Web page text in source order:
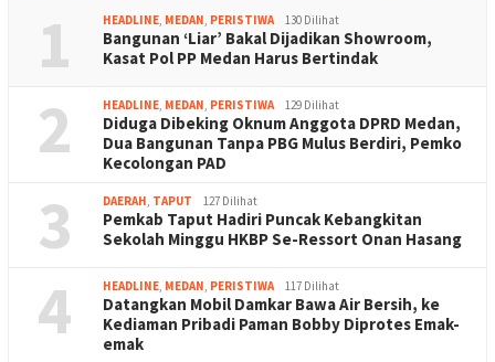
1 HEADLINE, MEDAN, PERISTIWA 130 Dilihat
Bangunan ‘Liar’ Bakal Dijadikan Showroom,
Kasat Pol PP Medan Harus Bertindak
2 HEADLINE, MEDAN, PERISTIWA 129 Dilihat
Diduga Dibeking Oknum Anggota DPRD Medan,
Dua Bangunan Tanpa PBG Mulus Berdiri, Pemko
Kecolongan PAD
3 DAERAH, TAPUT 127 Dilihat
Pemkab Taput Hadiri Puncak Kebangkitan
Sekolah Minggu HKBP Se-Ressort Onan Hasang
4 HEADLINE, MEDAN, PERISTIWA 117 Dilihat
Datangkan Mobil Damkar Bawa Air Bersih, ke
Kediaman Pribadi Paman Bobby Diprotes Emak-
emak